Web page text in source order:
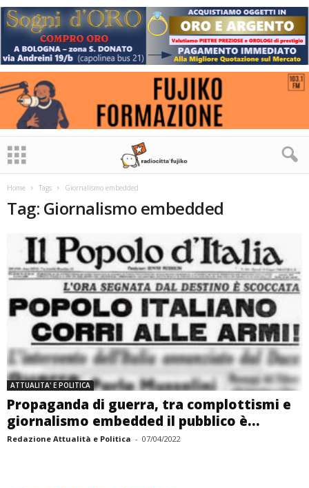
Home Tags Giornalismo embedded
Tag: Giornalismo embedded
ATTUALITA' E POLITICA
Propaganda di guerra, tra complottismi e
giornalismo embedded il pubblico è...
Redazione Attualità e Politica - 07/04/2022